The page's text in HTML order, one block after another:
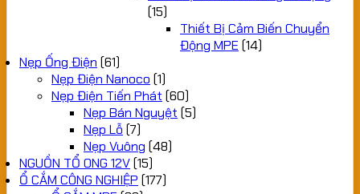
(15)
Thiết Bị Cảm Biến Chuyển
Động MPE (14)
Nẹp Ống Điện (61)
Nẹp Điện Nanoco (1)
Nẹp Điện Tiến Phát (60)
Nẹp Bán Nguyệt (5)
Nẹp Lỗ (7)
Nẹp Vuông (48)
NGUỒN TỔ ONG 12V(15)
Ổ CẮM CÔNG NGHIỆP (177)